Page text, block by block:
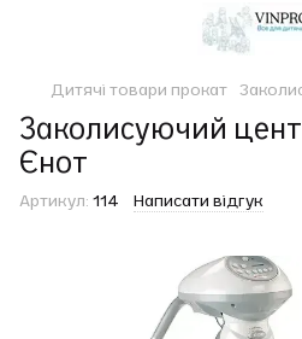
Дитячі товари прокат
Заколисуючий
Єнот
Артикул: 114 Написати відгук